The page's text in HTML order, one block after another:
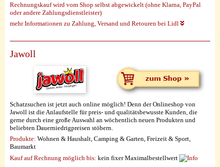
Rechnungskauf wird vom Shop selbst abgewickelt (ohne Klarna, PayPal
oder andere Zahlungsdienstleister)
mehr Informationen zu Zahlung, Versand und Retouren bei Lidl
Jawoll
Schatzsuchen ist jetzt auch online möglich! Denn der Onlineshop von
Jawoll ist die Anlaufstelle für preis- und qualitätsbewusste Kunden, die
gerne durch eine große Auswahl an wöchentlich neuen Produkten und
beliebten Dauerniedrigpreisen stöbern.
Produkte: Wohnen & Haushalt, Camping & Garten, Freizeit & Sport,
Baumarkt
Kauf auf Rechnung möglich bis: kein fixer Maximalbestellwert